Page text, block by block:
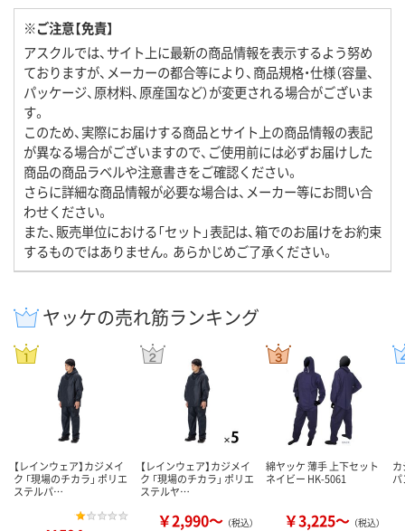
※ご注意【免責】
アスクルでは、サイト上に最新の商品情報を表示するよう努め
ておりますが、メーカーの都合等により、商品規格・仕様（容量、
パッケージ、原材料、原産国など）が変更される場合がございま
す。
このため、実際にお届けする商品とサイト上の商品情報の表記
が異なる場合がございますので、ご使用前には必ずお届けした
商品の商品ラベルや注意書きをご確認ください。
さらに詳細な商品情報が必要な場合は、メーカー等にお問い合
わせください。
また、販売単位における「セット」表記は、箱でのお届けをお約束
するものではありません。あらかじめご了承ください。
ヤッケの売れ筋ランキング
【レインウェア】カジメイ
ク 「現場のチカラ」 ポリエ
ステルパ…
【レインウェア】カジメイ
ク 「現場のチカラ」 ポリエ
ステルヤ…
￥2,990～ （税込）
綿ヤッケ 薄手 上下セット
ネイビー HK-5061
￥3,225～ （税込）